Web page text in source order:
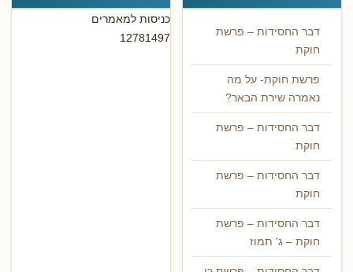
דבר החסידות – פרשת
חוקת
פרשת חוקת- על מה
נאמרה שירת הבאר?
דבר החסידות – פרשת
חוקת
דבר החסידות – פרשת
חוקת
דבר החסידות – פרשת
חוקת – ג' תמוז
כניסות למאמרים
12781497